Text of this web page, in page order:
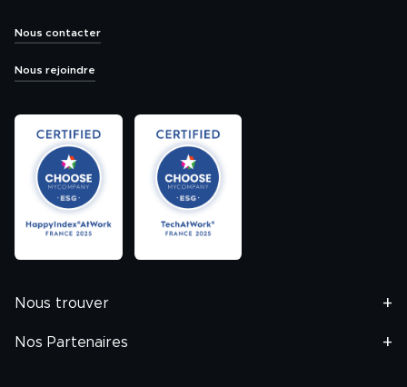
Nous contacter
Nous rejoindre
Nous trouver
Nos Partenaires